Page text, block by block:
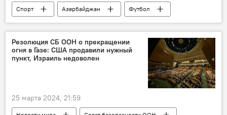
Спорт Азербайджан
Футбол
ФК "Карабах"
Болгария
ФИФА
Ничья
Муса Гурбанлы
Резолюция СБ ООН о прекращении
огня в Газе: США продавили нужный
пункт, Израиль недоволен
25 марта 2024, 21:59